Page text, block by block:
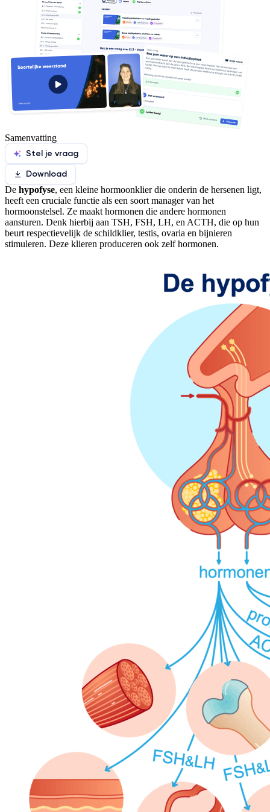
Samenvatting
Stel je vraag
Download
De hypofyse, een kleine hormoonklier die onderin de hersenen ligt,
heeft een cruciale functie als een soort manager van het
hormoonstelsel. Ze maakt hormonen die andere hormonen
aansturen. Denk hierbij aan TSH, FSH, LH, en ACTH, die op hun
beurt respectievelijk de schildklier, testis, ovaria en bijnieren
stimuleren. Deze klieren produceren ook zelf hormonen.